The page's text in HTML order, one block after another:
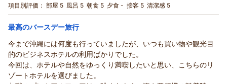
プールサイドバーのメニューが高過ぎるのと、食べたいものがあ
で、リーズナブルな軽食があると利用しやすいです。
いくつか改善要望を書かせていただきましたが、全体としては良
いホテルでした。スタッフの皆さんも感じが良く、快適に過ごす
ことができました。また機会があれば伺いたいと思います。あり
がとうございました。
回を徹底して、常に清潔な状態を保てるよう改善に努めてまい
ります。
貴重なご意見をいただき、誠にありがとうございました。また
（返信日：2026/06/28）
電話ですませていました。ホテルの周辺には飲食店やコンビニな
謝感謝です。
宿泊プラン： 【今だけ！25％OFF】夕朝食ブッフェ付｜ガーデンプール＆目
の前のビーチOPEN！リゾートを一日中満喫♪
ツイン 朝・夕
宿泊価格帯： 20,001～21,000円(大人一人あたり/税込)
サザンビーチホテル＆リゾート沖縄からの返信
この度は2回目のご利用、誠にありがとうございました。
当日は飛行機の欠航という大変な状況の中、無事にご到着され
安心いたしました。連携してくださった空港職員の方の温かい
項目別評価： 部屋 5 風呂 5 朝食 5 夕食 - 接客 5 清潔感 5
最高のバースデー旅行
今まで沖縄には何度も行っていましたが、いつも買い物や観光目
的のビジネスホテルの利用ばかりでした。
今回は、ホテルや自然をゆっくり満喫したいと思い、こちらのリ
ゾートホテルを選びました。